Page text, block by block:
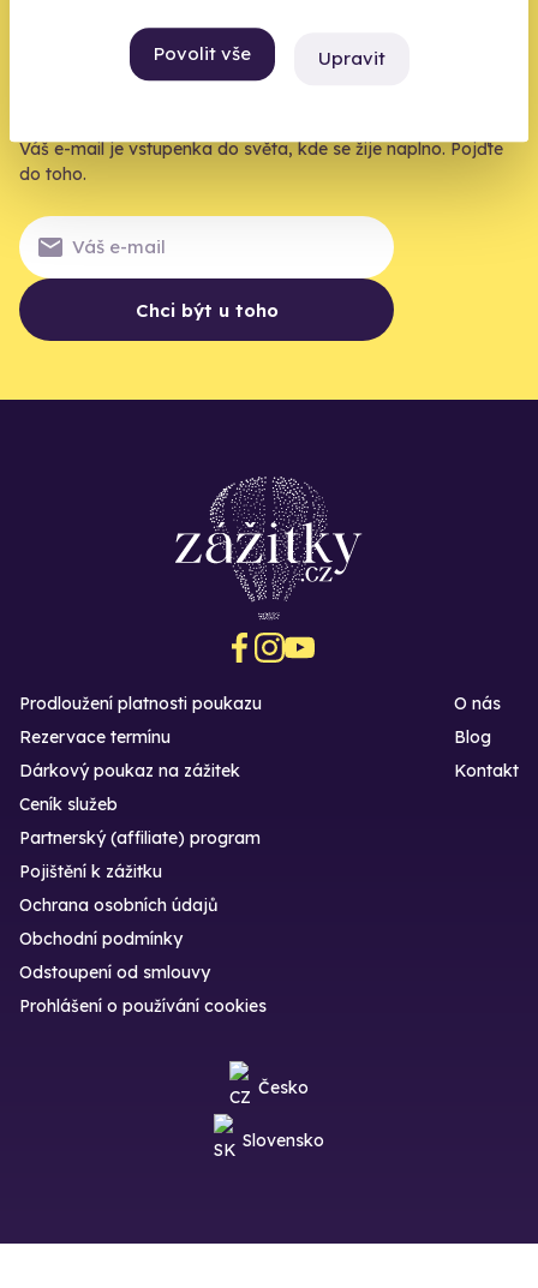
Povolit vše Upravit
Zbývá jeden krok,
zbytek zařídíme my
Váš e-mail je vstupenka do světa, kde se žije naplno. Pojďte
do toho.
Chci být u toho
Prodloužení platnosti poukazu
Rezervace termínu
Dárkový poukaz na zážitek
O nás
Blog
Kontakt
Ceník služeb
Partnerský (affiliate) program
Pojištění k zážitku
Ochrana osobních údajů
Obchodní podmínky
Odstoupení od smlouvy
Prohlášení o používání cookies
Česko
Slovensko